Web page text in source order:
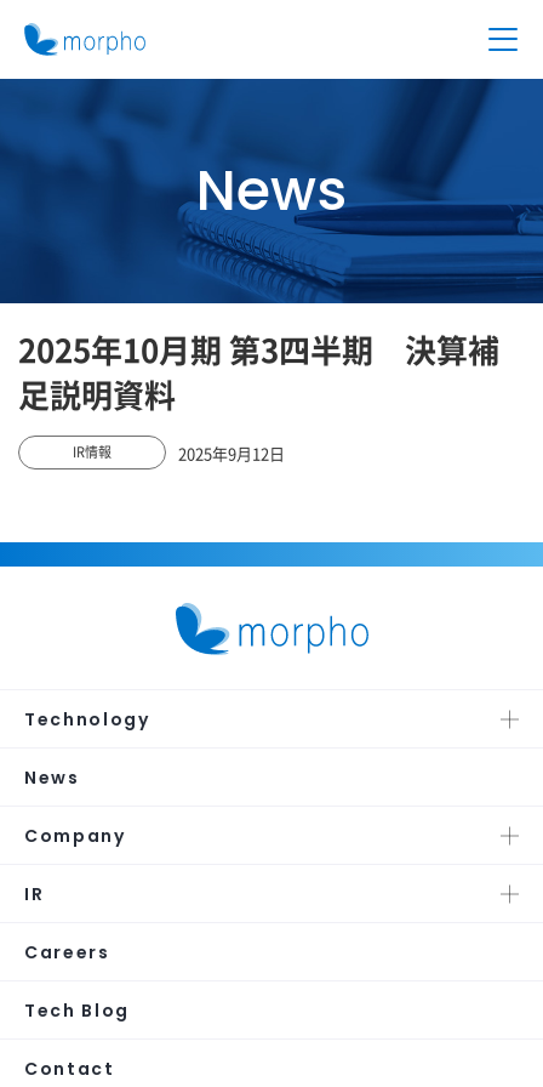
News
2025年10月期 第3四半期 決算補
足説明資料
IR情報 2025年9月12日
Technology
News
Company
IR
Careers
Tech Blog
Contact